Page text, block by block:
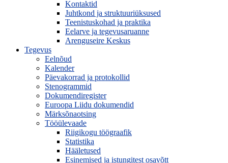
Kontaktid
Juhtkond ja struktuuriüksused
Teenistuskohad ja praktika
Eelarve ja tegevusaruanne
Arenguseire Keskus
Tegevus
Eelnõud
Kalender
Päevakorrad ja protokollid
Stenogrammid
Dokumendiregister
Euroopa Liidu dokumendid
Märksõnaotsing
Tööülevaade
Riigikogu töögraafik
Statistika
Hääletused
Esinemised ja istungitest osavõtt